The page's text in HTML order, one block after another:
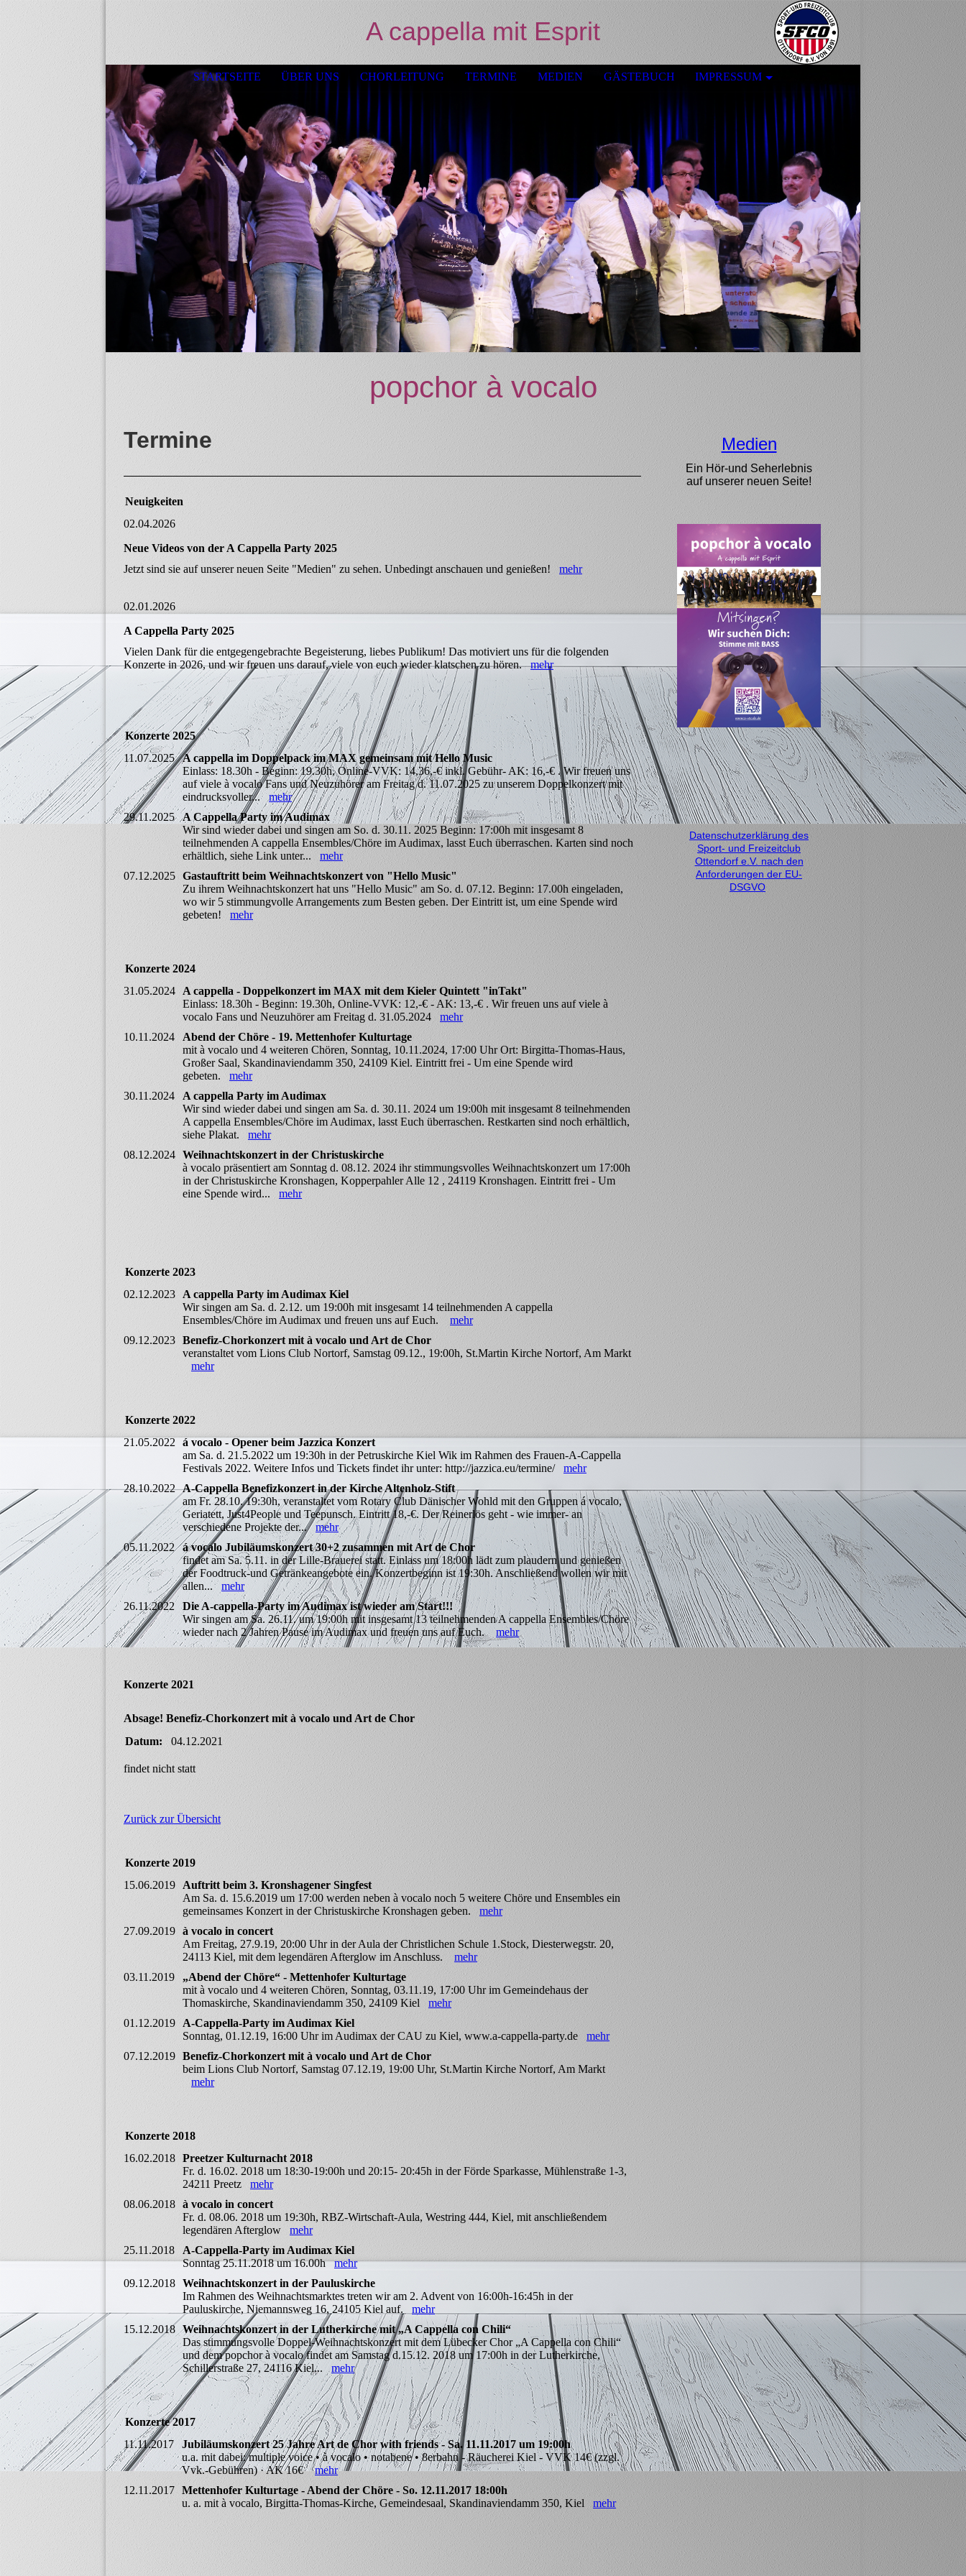
A cappella mit Esprit
STARTSEITE ÜBER UNS CHORLEITUNG TERMINE MEDIEN GÄSTEBUCH IMPRESSUM
popchor à vocalo
Termine
Neuigkeiten
02.04.2026
Neue Videos von der A Cappella Party 2025
Jetzt sind sie auf unserer neuen Seite "Medien" zu sehen. Unbedingt anschauen und genießen! mehr
02.01.2026
A Cappella Party 2025
Vielen Dank für die entgegengebrachte Begeisterung, liebes Publikum! Das motiviert uns für die folgenden
Konzerte in 2026, und wir freuen uns darauf, viele von euch wieder klatschen zu hören.mehr
Konzerte 2025
11.07.2025
A cappella im Doppelpack im MAX gemeinsam mit Hello Music
Einlass: 18.30h - Beginn: 19.30h, Online-VVK: 14,36,-€ inkl. Gebühr- AK: 16,-€ . Wir freuen uns
auf viele à vocalo Fans und Neuzuhörer am Freitag d. 11.07.2025 zu unserem Doppelkonzert mit
eindrucksvoller...mehr
29.11.2025
A Cappella Party im Audimax
Wir sind wieder dabei und singen am So. d. 30.11. 2025 Beginn: 17:00h mit insgesamt 8
teilnehmenden A cappella Ensembles/Chöre im Audimax, lasst Euch überraschen. Karten sind noch
erhältlich, siehe Link unter... mehr
07.12.2025 Gastauftritt beim Weihnachtskonzert von "Hello Music"
Zu ihrem Weihnachtskonzert hat uns "Hello Music" am So. d. 07.12. Beginn: 17.00h eingeladen,
wo wir 5 stimmungvolle Arrangements zum Besten geben. Der Eintritt ist, um eine Spende wird
gebeten! mehr
Konzerte 2024
31.05.2024
A cappella - Doppelkonzert im MAX mit dem Kieler Quintett "inTakt"
Einlass: 18.30h - Beginn: 19.30h, Online-VVK: 12,-€ - AK: 13,-€ . Wir freuen uns auf viele à
vocalo Fans und Neuzuhörer am Freitag d. 31.05.2024 mehr
10.11.2024
Abend der Chöre - 19. Mettenhofer Kulturtage
mit à vocalo und 4 weiteren Chören, Sonntag, 10.11.2024, 17:00 Uhr Ort: Birgitta-Thomas-Haus,
Großer Saal, Skandinaviendamm 350, 24109 Kiel. Eintritt frei - Um eine Spende wird
gebeten. mehr
30.11.2024
A cappella Party im Audimax
Wir sind wieder dabei und singen am Sa. d. 30.11. 2024 um 19:00h mit insgesamt 8 teilnehmenden
A cappella Ensembles/Chöre im Audimax, lasst Euch überraschen. Restkarten sind noch erhältlich,
siehe Plakat. mehr
08.12.2024 Weihnachtskonzert in der Christuskirche
à vocalo präsentiert am Sonntag d. 08.12. 2024 ihr stimmungsvolles Weihnachtskonzert um 17:00h
in der Christuskirche Kronshagen, Kopperpahler Alle 12 , 24119 Kronshagen. Eintritt frei - Um
eine Spende wird... mehr
Konzerte 2023
02.12.2023
A cappella Party im Audimax Kiel
Wir singen am Sa. d. 2.12. um 19:00h mit insgesamt 14 teilnehmenden A cappella
Ensembles/Chöre im Audimax und freuen uns auf Euch. mehr
09.12.2023 Benefiz-Chorkonzert mit à vocalo und Art de Chor
veranstaltet vom Lions Club Nortorf, Samstag 09.12., 19:00h, St.Martin Kirche Nortorf, Am Markt
mehr
Konzerte 2022
21.05.2022
á vocalo - Opener beim Jazzica Konzert
am Sa. d. 21.5.2022 um 19:30h in der Petruskirche Kiel Wik im Rahmen des Frauen-A-Cappella
Festivals 2022. Weitere Infos und Tickets findet ihr unter: http://jazzica.eu/termine/ mehr
28.10.2022 A-Cappella Benefizkonzert in der Kirche Altenholz-Stift
am Fr. 28.10. 19:30h, veranstaltet vom Rotary Club Dänischer Wohld mit den Gruppen á vocalo,
Geriatett, Just4People und Teepunsch. Eintritt 18,-€. Der Reinerlös geht - wie immer- an
verschiedene Projekte der...mehr
05.11.2022
á vocalo Jubiläumskonzert 30+2 zusammen mit Art de Chor
findet am Sa. 5.11. in der Lille-Brauerei statt. Einlass um 18:00h lädt zum plaudern und genießen
der Foodtruck-und Getränkeangebote ein. Konzertbeginn ist 19:30h. Anschließend wollen wir mit
allen... mehr
26.11.2022
Die A-cappella-Party im Audimax ist wieder am Start!!!
Wir singen am Sa. 26.11. um 19:00h mit insgesamt 13 teilnehmenden A cappella Ensembles/Chöre
wieder nach 2 Jahren Pause im Audimax und freuen uns auf Euch. mehr
Konzerte 2021
Absage! Benefiz-Chorkonzert mit à vocalo und Art de Chor
Datum:
04.12.2021
findet nicht statt
Zurück zur Übersicht
Konzerte 2019
15.06.2019
Auftritt beim 3. Kronshagener Singfest
Am Sa. d. 15.6.2019 um 17:00 werden neben à vocalo noch 5 weitere Chöre und Ensembles ein
gemeinsames Konzert in der Christuskirche Kronshagen geben. mehr
27.09.2019 à vocalo in concert
Am Freitag, 27.9.19, 20:00 Uhr in der Aula der Christlichen Schule 1.Stock, Diesterwegstr. 20,
24113 Kiel, mit dem legendären Afterglow im Anschluss. mehr
03.11.2019
„Abend der Chöre“ - Mettenhofer Kulturtage
mit à vocalo und 4 weiteren Chören, Sonntag, 03.11.19, 17:00 Uhr im Gemeindehaus der
Thomaskirche, Skandinaviendamm 350, 24109 Kiel mehr
01.12.2019
A-Cappella-Party im Audimax Kiel
Sonntag, 01.12.19, 16:00 Uhr im Audimax der CAU zu Kiel, www.a-cappella-party.de mehr
07.12.2019 Benefiz-Chorkonzert mit à vocalo und Art de Chor
beim Lions Club Nortorf, Samstag 07.12.19, 19:00 Uhr, St.Martin Kirche Nortorf, Am Markt
mehr
Konzerte 2018
16.02.2018 Preetzer Kulturnacht 2018
Fr. d. 16.02. 2018 um 18:30-19:00h und 20:15- 20:45h in der Förde Sparkasse, Mühlenstraße 1-3,
24211 Preetz mehr
08.06.2018 à vocalo in concert
Fr. d. 08.06. 2018 um 19:30h, RBZ-Wirtschaft-Aula, Westring 444, Kiel, mit anschließendem
legendären Afterglow mehr
25.11.2018
A-Cappella-Party im Audimax Kiel
Sonntag 25.11.2018 um 16.00hmehr
09.12.2018 Weihnachtskonzert in der Pauluskirche
Im Rahmen des Weihnachtsmarktes treten wir am 2. Advent von 16:00h-16:45h in der
Pauluskirche, Niemannsweg 16, 24105 Kiel auf. mehr
15.12.2018 Weihnachtskonzert in der Lutherkirche mit „A Cappella con Chili“
Das stimmungsvolle Doppel-Weihnachtskonzert mit dem Lübecker Chor „A Cappella con Chili“
und dem popchor à vocalo findet am Samstag d.15.12. 2018 um 17:00h in der Lutherkirche,
Schillerstraße 27, 24116 Kiel... mehr
Konzerte 2017
11.11.2017
Jubiläumskonzert 25 Jahre Art de Chor with friends - Sa. 11.11.2017 um 19:00h
u.a. mit dabei: multiple voice • à vocalo • notabene • 8erbahn - Räucherei Kiel - VVK 14€ (zzgl.
Vvk.-Gebühren) · AK 16€mehr
12.11.2017 Mettenhofer Kulturtage - Abend der Chöre - So. 12.11.2017 18:00h
u. a. mit à vocalo, Birgitta-Thomas-Kirche, Gemeindesaal, Skandinaviendamm 350, Kiel mehr
Medien
Ein Hör-und Seherlebnis
auf unserer neuen Seite!
Datenschutzerklärung des
Sport- und Freizeitclub
Ottendorf e.V. nach den
Anforderungen der EU-
DSGVO